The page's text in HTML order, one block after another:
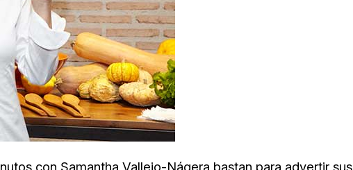
con Samantha Vallejo-Nágera bastan para advertir sus